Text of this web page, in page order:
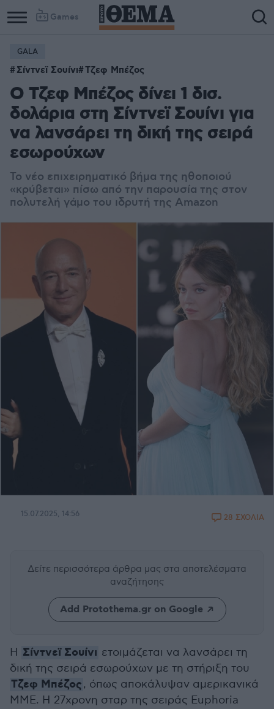
Games
GALA
Σίντνεϊ Σουίνι Τζεφ Μπέζος
Ο Τζεφ Μπέζος δίνει 1 δισ.
δολάρια στη Σίντνεϊ Σουίνι για
να λανσάρει τη δική της σειρά
εσωρούχων
Το νέο επιχειρηματικό βήμα της ηθοποιού
«κρύβεται» πίσω από την παρουσία της στον
πολυτελή γάμο του ιδρυτή της Amazon
15.07.2025, 14:56 28 ΣΧΟΛΙΑ
Δείτε περισσότερα άρθρα μας στα αποτελέσματα
αναζήτησης
Add Protothema.gr on Google
Η Σίντνεϊ Σουίνι ετοιμάζεται να λανσάρει τη
δική της σειρά εσωρούχων με τη στήριξη του
Τζεφ Μπέζος, όπως αποκάλυψαν αμερικανικά
ΜΜΕ. Η 27χρονη σταρ της σειράς Euphoria